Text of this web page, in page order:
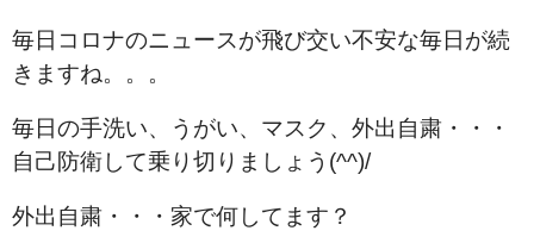
毎日コロナのニュースが飛び交い不安な毎日が続
きますね。。。
毎日の手洗い、うがい、マスク、外出自粛・・・
自己防衛して乗り切りましょう(^^)/
外出自粛・・・家で何してます？